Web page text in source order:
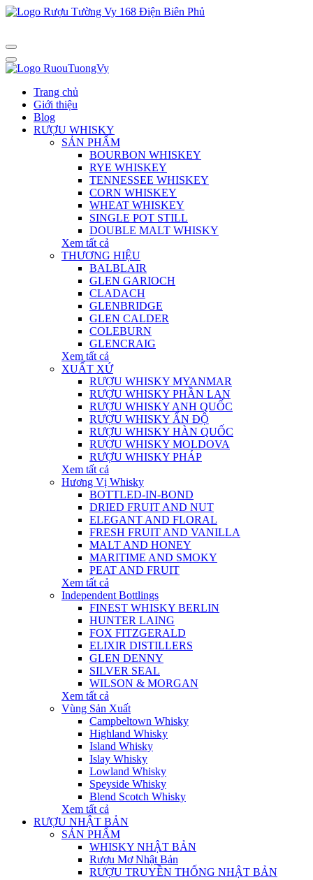
Trang chủ
Giới thiệu
Blog
RƯỢU WHISKY
SẢN PHẨM
BOURBON WHISKEY
RYE WHISKEY
TENNESSEE WHISKEY
CORN WHISKEY
WHEAT WHISKEY
SINGLE POT STILL
DOUBLE MALT WHISKY
Xem tất cả
THƯƠNG HIỆU
BALBLAIR
GLEN GARIOCH
CLADACH
GLENBRIDGE
GLEN CALDER
COLEBURN
GLENCRAIG
Xem tất cả
XUẤT XỨ
RƯỢU WHISKY MYANMAR
RƯỢU WHISKY PHẦN LAN
RƯỢU WHISKY ANH QUỐC
RƯỢU WHISKY ẤN ĐỘ
RƯỢU WHISKY HÀN QUỐC
RƯỢU WHISKY MOLDOVA
RƯỢU WHISKY PHÁP
Xem tất cả
Hương Vị Whisky
BOTTLED-IN-BOND
DRIED FRUIT AND NUT
ELEGANT AND FLORAL
FRESH FRUIT AND VANILLA
MALT AND HONEY
MARITIME AND SMOKY
PEAT AND FRUIT
Xem tất cả
Independent Bottlings
FINEST WHISKY BERLIN
HUNTER LAING
FOX FITZGERALD
ELIXIR DISTILLERS
GLEN DENNY
SILVER SEAL
WILSON & MORGAN
Xem tất cả
Vùng Sản Xuất
Campbeltown Whisky
Highland Whisky
Island Whisky
Islay Whisky
Lowland Whisky
Speyside Whisky
Blend Scotch Whisky
Xem tất cả
RƯỢU NHẬT BẢN
SẢN PHẨM
WHISKY NHẬT BẢN
Rượu Mơ Nhật Bản
RƯỢU TRUYỀN THỐNG NHẬT BẢN